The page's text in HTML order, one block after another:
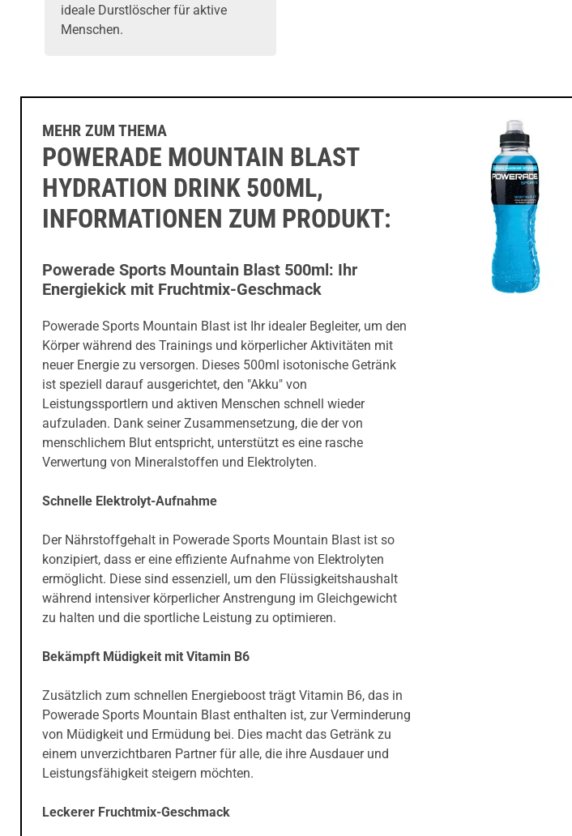
ideale Durstlöscher für aktive
Menschen.
MEHR ZUM THEMA
POWERADE MOUNTAIN BLAST
HYDRATION DRINK 500ML,
INFORMATIONEN ZUM PRODUKT:
Powerade Sports Mountain Blast 500ml: Ihr
Energiekick mit Fruchtmix-Geschmack
Powerade Sports Mountain Blast ist Ihr idealer Begleiter, um den
Körper während des Trainings und körperlicher Aktivitäten mit
neuer Energie zu versorgen. Dieses 500ml isotonische Getränk
ist speziell darauf ausgerichtet, den "Akku" von
Leistungssportlern und aktiven Menschen schnell wieder
aufzuladen. Dank seiner Zusammensetzung, die der von
menschlichem Blut entspricht, unterstützt es eine rasche
Verwertung von Mineralstoffen und Elektrolyten.
Schnelle Elektrolyt-Aufnahme
Der Nährstoffgehalt in Powerade Sports Mountain Blast ist so
konzipiert, dass er eine effiziente Aufnahme von Elektrolyten
ermöglicht. Diese sind essenziell, um den Flüssigkeitshaushalt
während intensiver körperlicher Anstrengung im Gleichgewicht
zu halten und die sportliche Leistung zu optimieren.
Bekämpft Müdigkeit mit Vitamin B6
Zusätzlich zum schnellen Energieboost trägt Vitamin B6, das in
Powerade Sports Mountain Blast enthalten ist, zur Verminderung
von Müdigkeit und Ermüdung bei. Dies macht das Getränk zu
einem unverzichtbaren Partner für alle, die ihre Ausdauer und
Leistungsfähigkeit steigern möchten.
Leckerer Fruchtmix-Geschmack